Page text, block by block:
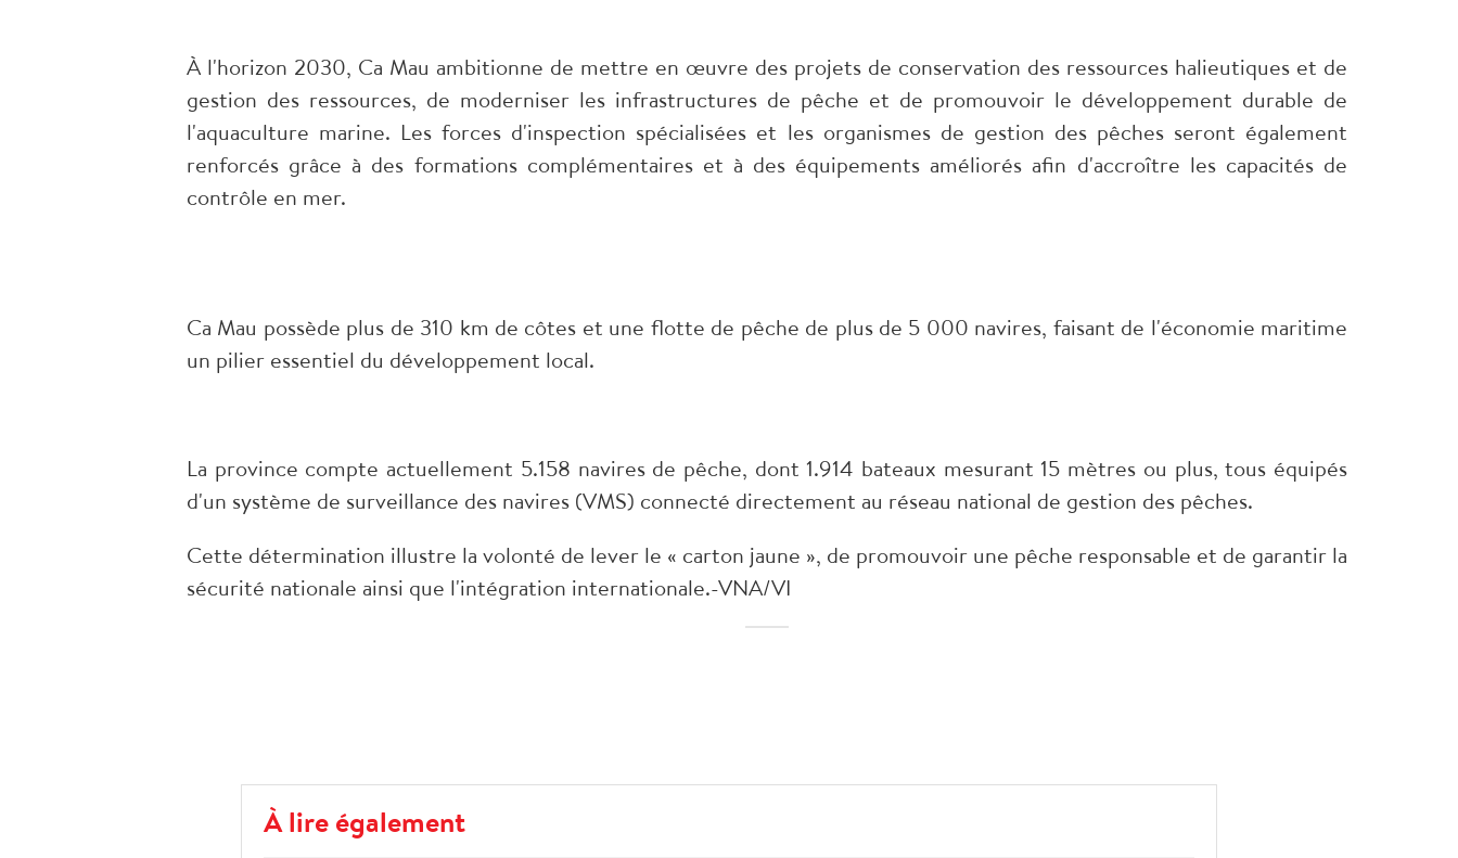
À l'horizon 2030, Ca Mau ambitionne de mettre en œuvre des projets de conservation des ressources halieutiques et de
gestion des ressources, de moderniser les infrastructures de pêche et de promouvoir le développement durable de
l'aquaculture marine. Les forces d'inspection spécialisées et les organismes de gestion des pêches seront également
renforcés grâce à des formations complémentaires et à des équipements améliorés afin d'accroître les capacités de
contrôle en mer.
Ca Mau possède plus de 310 km de côtes et une flotte de pêche de plus de 5 000 navires, faisant de l'économie maritime
un pilier essentiel du développement local.
La province compte actuellement 5.158 navires de pêche, dont 1.914 bateaux mesurant 15 mètres ou plus, tous équipés
d'un système de surveillance des navires (VMS) connecté directement au réseau national de gestion des pêches.
Cette détermination illustre la volonté de lever le « carton jaune », de promouvoir une pêche responsable et de garantir la
sécurité nationale ainsi que l'intégration internationale.-VNA/VI
À lire également